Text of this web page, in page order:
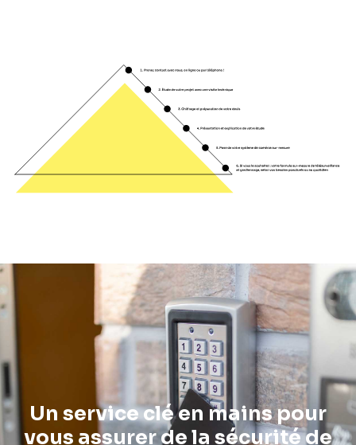
Un service clé en mains pour
vous assurer de la sécurité de